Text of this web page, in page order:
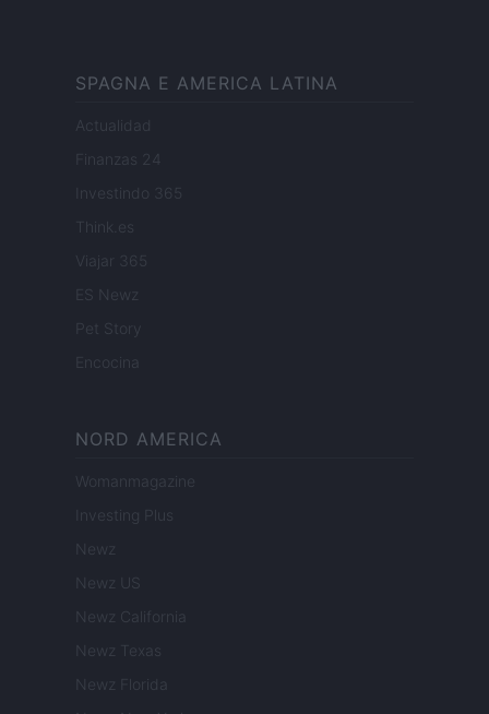
SPAGNA E AMERICA LATINA
Actualidad
Finanzas 24
Investindo 365
Think.es
Viajar 365
ES Newz
Pet Story
Encocina
NORD AMERICA
Womanmagazine
Investing Plus
Newz
Newz US
Newz California
Newz Texas
Newz Florida